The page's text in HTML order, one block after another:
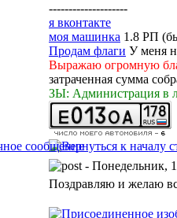
--------------------
я вконтакте
моя машинка 1.8 РП
Продам флаги У меня
Выражаю огромную
затраченная сумма
ЗЫ: Администрация в
- Понедельник,
Поздравляю и желаю